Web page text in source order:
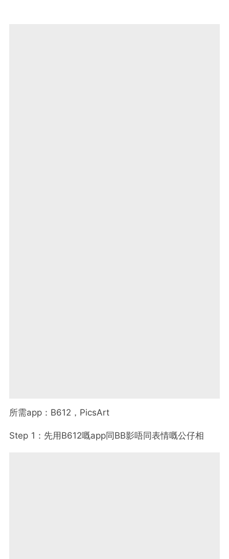
所需app：B612，PicsArt
Step 1：先用B612嘅app同BB影唔同表情嘅公仔相